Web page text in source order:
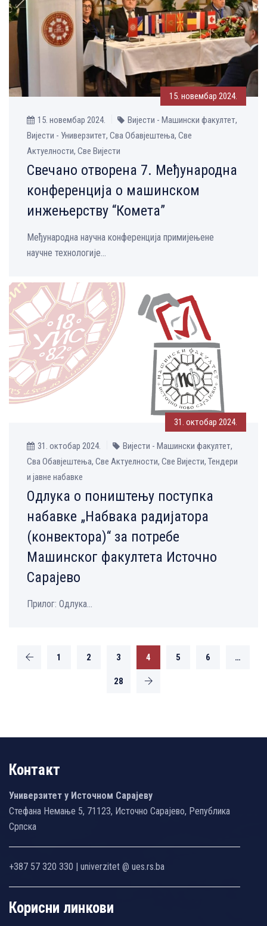
15. новембар 2024.
15. новембар 2024.
Вијести - Машински факултет,
Вијести - Универзитет, Сва Обавјештења, Све
Aктуелности, Све Вијести
Свечано отворена 7. Међународна
конференција о машинском
инжењерству “Комета”
Међународна научна конференција примијењене
научне технологије...
31. октобар 2024.
31. октобар 2024.
Вијести - Машински факултет,
Сва Обавјештења, Све Aктуелности, Све Вијести, Тендери
и јавне набавке
Одлука о поништењу поступка
набавке „Набвака радијатора
(конвектора)“ за потребе
Машинског факултета Источно
Сарајево
Прилог: Одлука...
1 2 3 4 5 6 …
28
Контакт
Универзитет у Источном Сарајеву
Стефана Немање 5, 71123, Источно Сарајево, Република
Српска
+387 57 320 330 | univerzitet @ ues.rs.ba
Корисни линкови